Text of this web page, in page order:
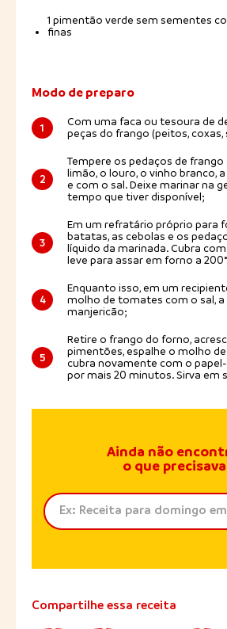
1 pimentão verde sem sementes
finas
Modo de preparo
1
Com uma faca ou tesoura de
peças do frango (peitos, coxas,
2
Tempere os pedaços de frango
limão, o louro, o vinho branco,
e com o sal. Deixe marinar na
tempo que tiver disponível;
3
Em um refratário próprio para
batatas, as cebolas e os
líquido da marinada. Cubra
leve para assar em forno a
4
Enquanto isso, em um
molho de tomates com o sal, a
manjericão;
5
Retire o frango do forno,
pimentões, espalhe o molho
cubra novamente com o
por mais 20 minutos. Sirva em
Ainda não
o que
Compartilhe essa receita